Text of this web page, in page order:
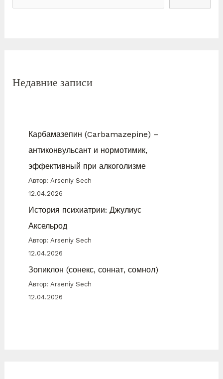
Недавние записи
Карбамазепин (Carbamazepine) –
антиконвульсант и нормотимик,
эффективный при алкоголизме
Автор: Arseniy Sech
12.04.2026
История психиатрии: Джулиус
Аксельрод
Автор: Arseniy Sech
12.04.2026
Зопиклон (сонекс, соннат, сомнол)
Автор: Arseniy Sech
12.04.2026